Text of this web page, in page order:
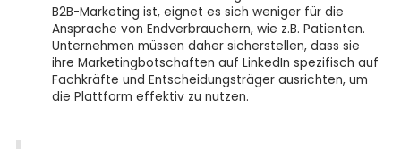
B2B-Marketing ist, eignet es sich weniger für die
Ansprache von Endverbrauchern, wie z.B. Patienten.
Unternehmen müssen daher sicherstellen, dass sie
ihre Marketingbotschaften auf LinkedIn spezifisch auf
Fachkräfte und Entscheidungsträger ausrichten, um
die Plattform effektiv zu nutzen.